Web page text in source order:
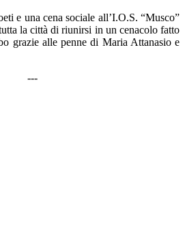
e una cena sociale all’I.O.S. “Musco”
la città di riunirsi in un cenacolo fatto
grazie alle penne di Maria Attanasio e
---